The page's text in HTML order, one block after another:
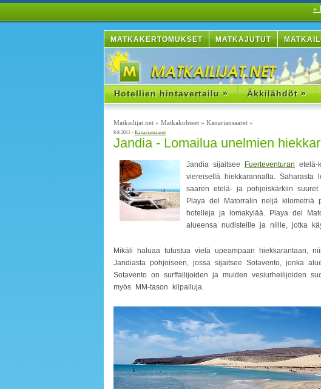
»
MATKAKERTOMUKSET MATKAJUTUT
Hotellien hintavertailu » Äkkilähdöt »
Matkailijat.net » Matkakohteet » Kanariansaaret »
8.8.2011 - Kanariansaaret
Jandia - Lomailua unelmien
Jandia sijaitsee Fuerteventuran etelä-
viereisellä hiekkarannalla.
saaren etelä- ja pohjoiskärkiin
Playa del Matorralin neljä kilometriä
hotelleja ja lomakylää. Playa del
alueensa nudisteille ja niille, jotka
Mikäli haluaa tutustua vielä upeampaan hiekkarantaan,
Jandiasta pohjoiseen, jossa sijaitsee Sotavento, jonka
Sotavento on surffailijoiden ja muiden vesiurheilijoiden
myös MM-tason kilpailuja.